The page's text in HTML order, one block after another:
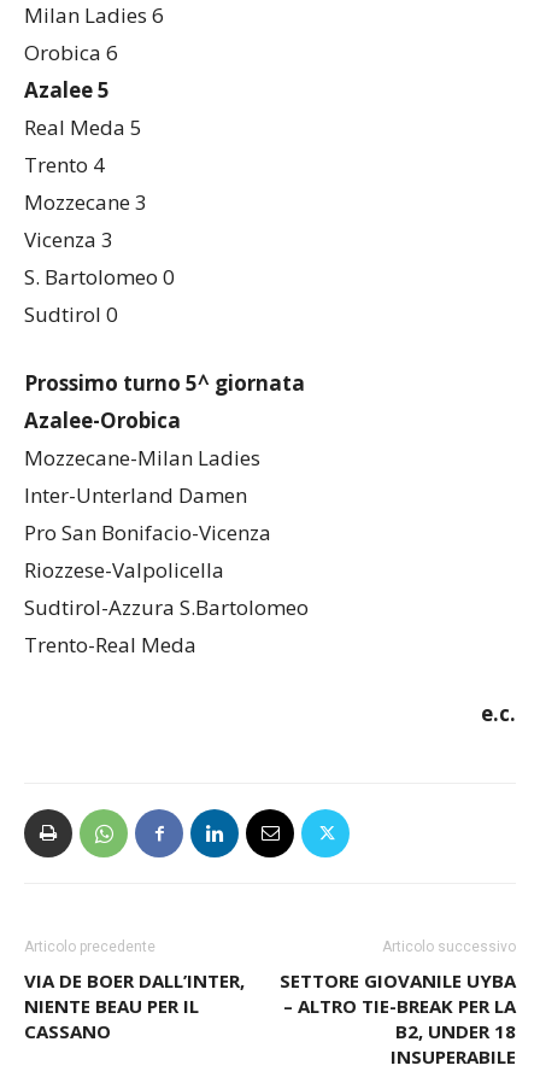
Milan Ladies 6
Orobica 6
Azalee 5
Real Meda 5
Trento 4
Mozzecane 3
Vicenza 3
S. Bartolomeo 0
Sudtirol 0
Prossimo turno 5^ giornata
Azalee-Orobica
Mozzecane-Milan Ladies
Inter-Unterland Damen
Pro San Bonifacio-Vicenza
Riozzese-Valpolicella
Sudtirol-Azzura S.Bartolomeo
Trento-Real Meda
e.c.
Articolo precedente
VIA DE BOER DALL’INTER,
NIENTE BEAU PER IL
CASSANO
Articolo successivo
SETTORE GIOVANILE UYBA
– ALTRO TIE-BREAK PER LA
B2, UNDER 18
INSUPERABILE